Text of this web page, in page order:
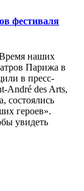
фестиваля
наших
Парижа в
в пресс-
André des Arts,
состоялись
героев».
увидеть